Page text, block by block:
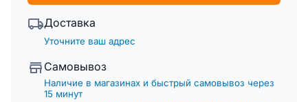
Доставка
Уточните ваш адрес
Самовывоз
Наличие в магазинах и быстрый самовывоз через
15 минут